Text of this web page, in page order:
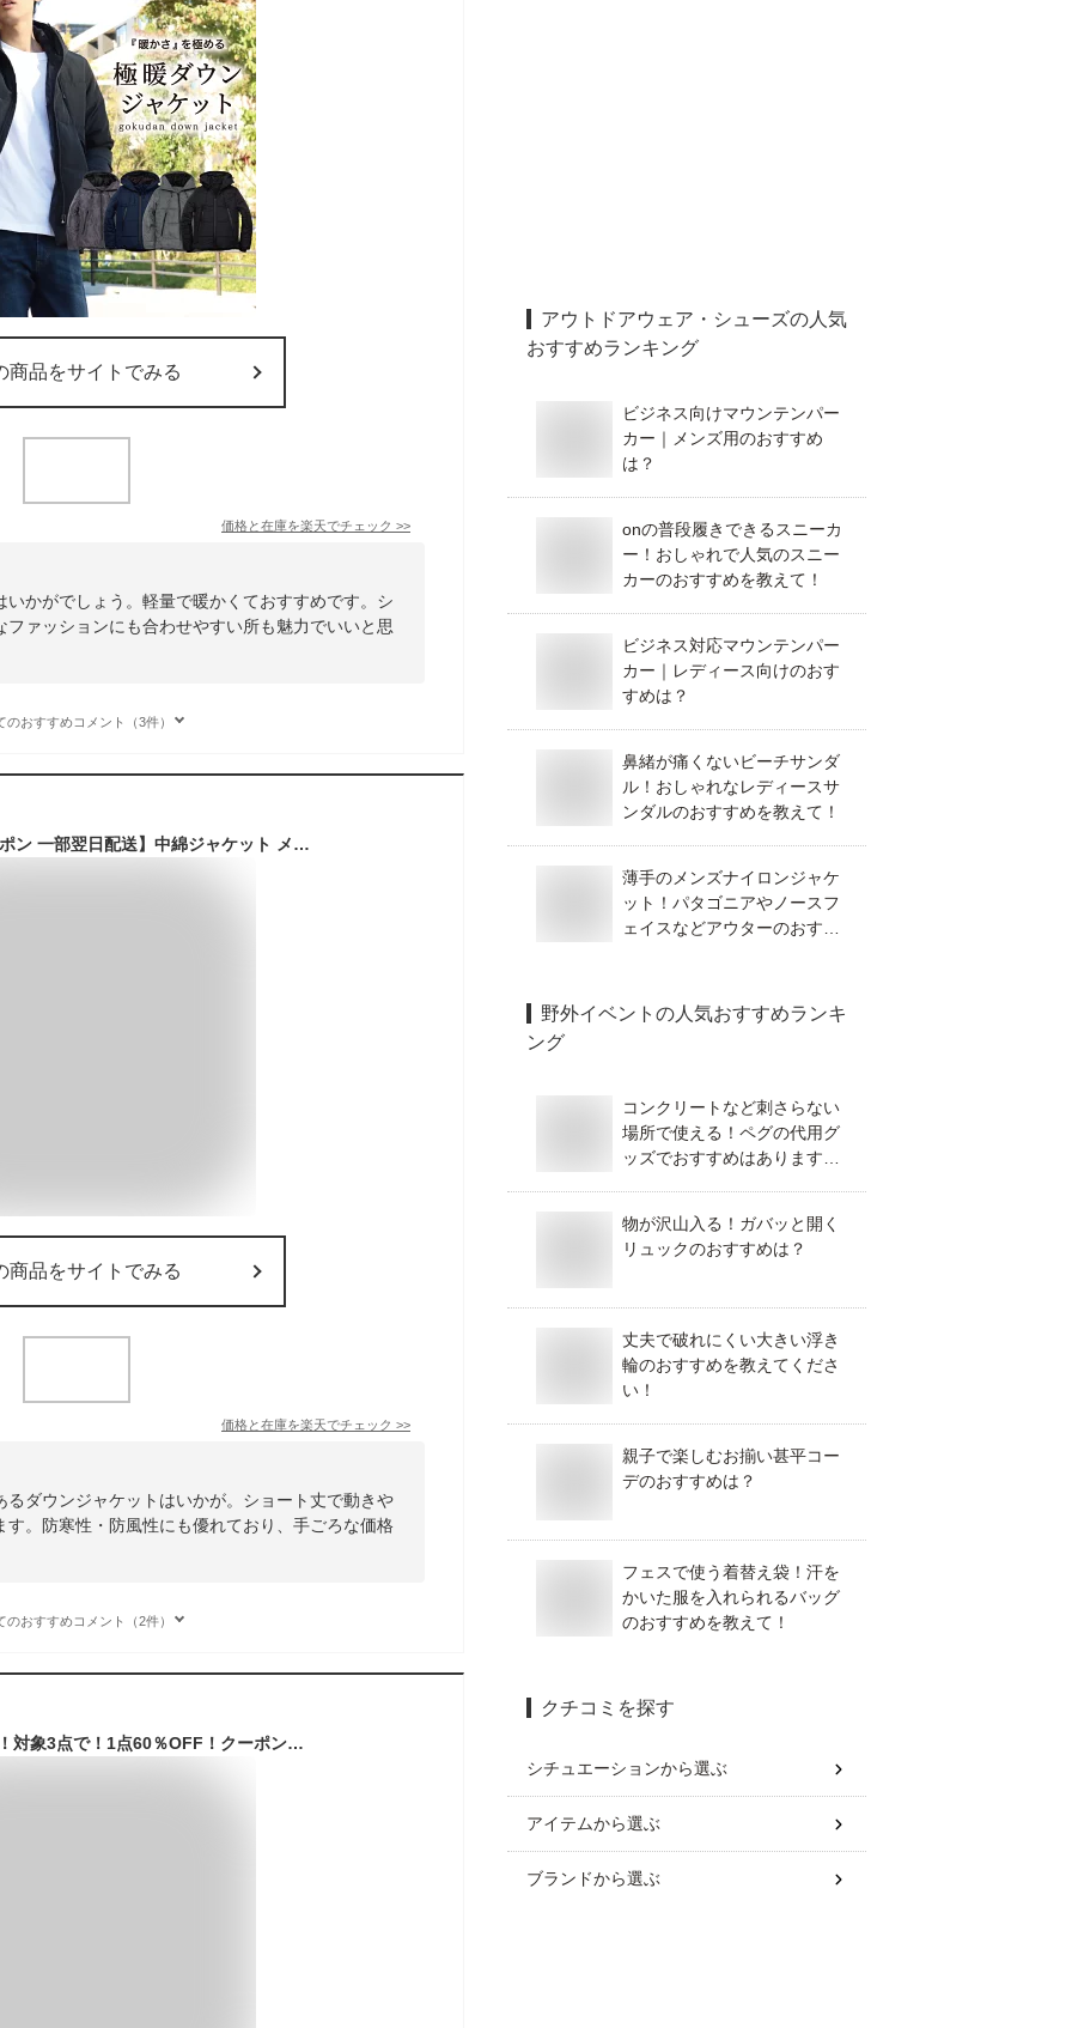
商品をサイトでみる
価格と在庫を楽天でチェック >>
かがでしょう。軽量で暖かくておすすめです。シ
ァッションにも合わせやすい所も魅力でいいと思
のおすすめコメント（3件）
【3点で15%OFFクーポン 一部翌日配送】中綿ジャケット メンズ レディース ビジネス 厚地 キルティング ジャケット ダウンジャケット 厚手ジャケット ショート丈中綿コート ハイネック 防寒ジャケット ブルゾン 防寒 アウター 大きいサイズ 暖か 秋冬 防寒着 防風 冬服 冬物
商品をサイトでみる
価格と在庫を楽天でチェック >>
ダウンジャケットはいかが。ショート丈で動きや
。防寒性・防風性にも優れており、手ごろな価格
のおすすめコメント（2件）
【70％OFF→1497円！対象3点で！1点60％OFF！クーポンで！】 【楽天1位】コート レディース 中綿 ジャケット アウター ダウンタッチ 中綿 ジャケット 黒 長袖 大きいサイズ おしゃれ トップス オーバーサイズ ビッグシルエット 送料無料 ^jk115^ セール
アウトドアウェア・シューズの人気
おすすめランキング
ビジネス向けマウンテンパー
カー｜メンズ用のおすすめ
は？
onの普段履きできるスニーカ
ー！おしゃれで人気のスニー
カーのおすすめを教えて！
ビジネス対応マウンテンパー
カー｜レディース向けのおす
すめは？
鼻緒が痛くないビーチサンダ
ル！おしゃれなレディースサ
ンダルのおすすめを教えて！
薄手のメンズナイロンジャケ
ット！パタゴニアやノースフ
ェイスなどアウターのおすす
野外イベント の人気おすすめランキ
ング
コンクリートなど刺さらない
場所で使える！ペグの代用グ
ッズでおすすめはあります
物が沢山入る！ガバッと開く
リュックのおすすめは？
丈夫で破れにくい大きい浮き
輪のおすすめを教えてくださ
い！
親子で楽しむお揃い甚平コー
デのおすすめは？
フェスで使う着替え袋！汗を
かいた服を入れられるバッグ
のおすすめを教えて！
クチコミを探す
シチュエーションから選ぶ
アイテムから選ぶ
ブランドから選ぶ